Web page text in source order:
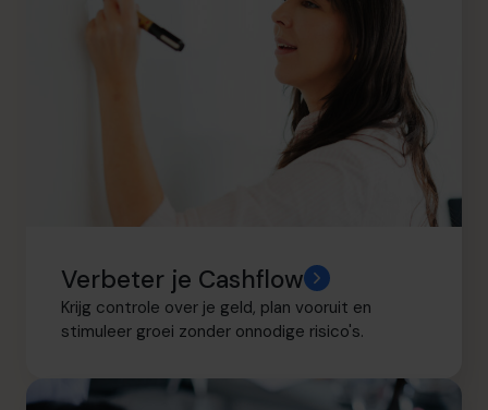
Verbeter je Cashflow
Krijg controle over je geld, plan vooruit en
stimuleer groei zonder onnodige risico's.